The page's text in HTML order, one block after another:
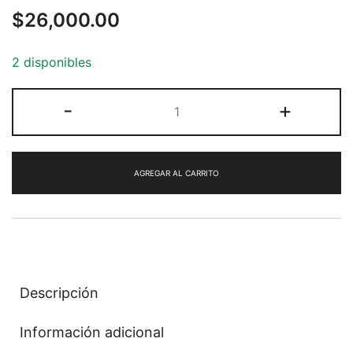
$26,000.00
2 disponibles
-
Magnolia
cantidad
+
AGREGAR AL CARRITO
Descripción
Información adicional